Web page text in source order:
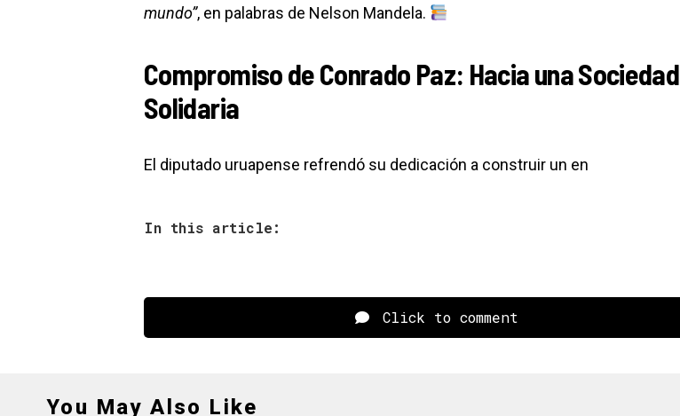
mundo”, en palabras de Nelson Mandela.
Compromiso de Conrado Paz: Hacia una Sociedad
Solidaria
El diputado uruapense refrendó su dedicación a construir un en
In this article:
Click to comment
You May Also Like